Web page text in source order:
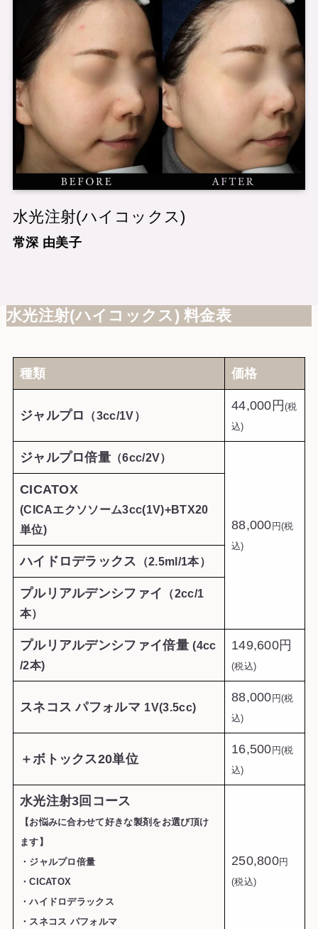
水光注射(ハイコックス)
常深 由美子
水光注射(ハイコックス) 料金表
種類 価格
ジャルプロ （3cc/1V）
44,000円(税
込)
ジャルプロ倍量 （6cc/2V）
88,000 円(税
込)
CICATOX
(CICAエクソソーム3cc(1V)+BTX20
単位)
ハイドロデラックス （2.5ml/1本）
プルリアルデンシファイ
（2cc/1
本）
プルリアルデンシファイ倍量 (4cc
/2本)
149,600円
(税込)
スネコス パフォルマ 1V(3.5cc)
88,000 円(税
込)
＋ボトックス20単位
16,500 円(税
込)
水光注射3回コース
【お悩みに合わせて好きな製剤をお選び頂け
ます】
・ジャルプロ倍量
・CICATOX
・ハイドロデラックス
・スネコス パフォルマ
250,800円
(税込)